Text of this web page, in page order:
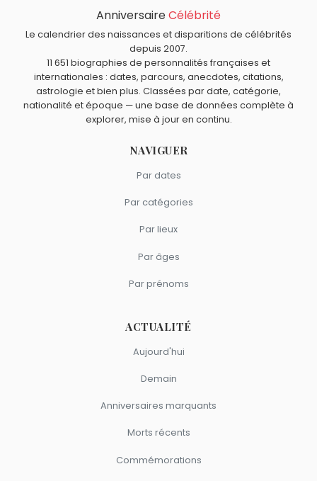
Kevin Mayer Mohamed Salah, Philippe
Quels sportifs sont du signe Bélier comme Sadio Mané ?
Ayrton Senna, Antoine Griezmann,Benjamin Pavard,
Jadon SanchoetJo-Wilfried Tsongasont du signe
Bélier.
AnniversaireCélébrité
Le calendrier des naissances et disparitions de célébrités
depuis 2007.
11 651 biographies de personnalités françaises et
internationales : dates, parcours, anecdotes, citations,
astrologie et bien plus. Classées par date, catégorie,
nationalité et époque — une base de données complète à
explorer, mise à jour en continu.
NAVIGUER
Par dates
Par catégories
Par lieux
Par âges
Par prénoms
ACTUALITÉ
Aujourd'hui
Demain
Anniversaires marquants
Morts récents
Commémorations